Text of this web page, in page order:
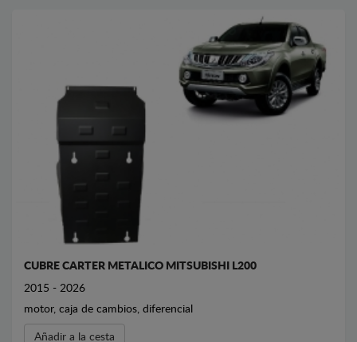
CUBRE CARTER METALICO MITSUBISHI L200
2015 - 2026
motor, caja de cambios, diferencial
Añadir a la cesta